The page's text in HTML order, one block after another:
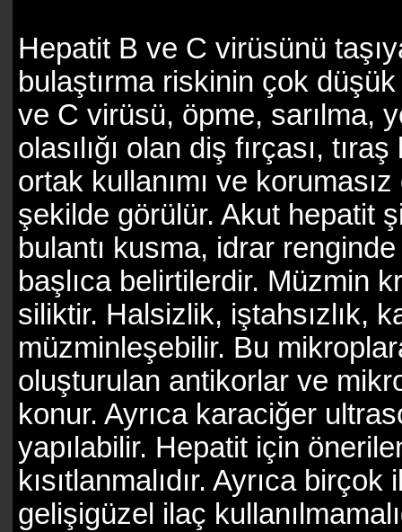
Hepatit B ve C virüsünü
bulaştırma riskinin çok
ve C virüsü, öpme, sarılma,
olasılığı olan diş fırçası,
ortak kullanımı ve
şekilde görülür. Akut hepatit
bulantı kusma, idrar
başlıca belirtilerdir. Müzmin
siliktir. Halsizlik, iştahsızlık,
müzminleşebilir. Bu
oluşturulan antikorlar ve
konur. Ayrıca karaciğer
yapılabilir. Hepatit için
kısıtlanmalıdır. Ayrıca
gelişigüzel ilaç